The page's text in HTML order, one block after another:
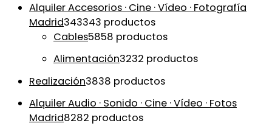
Alquiler Accesorios · Cine · Vídeo · Fotografía
Madrid343343 productos
Cables5858 productos
Alimentación3232 productos
Realización3838 productos
Alquiler Audio · Sonido · Cine · Vídeo · Fotos
Madrid8282 productos